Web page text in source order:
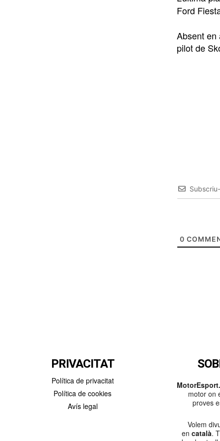
Ford
Absent en
pilot de
0
PRIVACITAT
Política de privacitat
Política de cookies
Avís legal
motor on
proves
Volem
en català.